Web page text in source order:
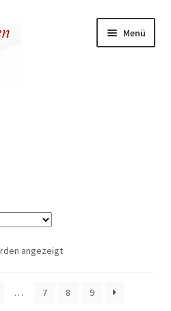
Menü
angezeigt
… 7 8 9